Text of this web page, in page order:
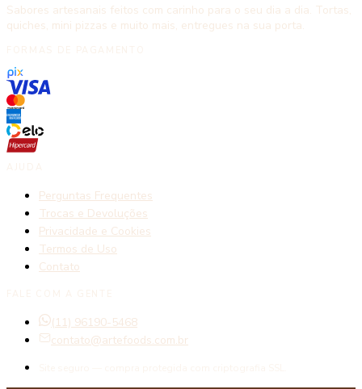
Sabores artesanais feitos com carinho para o seu dia a dia. Tortas,
quiches, mini pizzas e muito mais, entregues na sua porta.
Perguntas Frequentes
Trocas e Devoluções
Privacidade e Cookies
Termos de Uso
Contato
(11) 96190-5468
contato@artefoods.com.br